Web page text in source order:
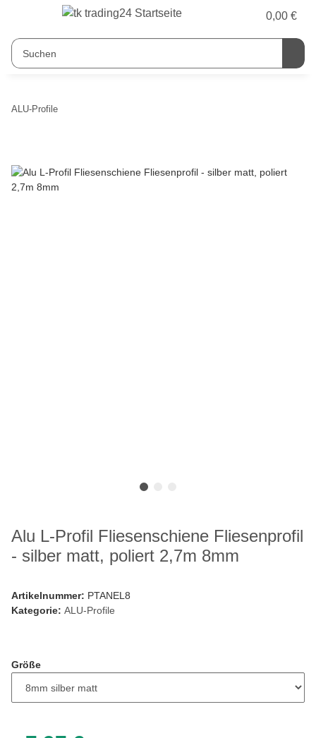
0,00 €
ALU-Profile
Alu L-Profil Fliesenschiene Fliesenprofil
- silber matt, poliert 2,7m 8mm
Artikelnummer: PTANEL8
Kategorie: ALU-Profile
Größe